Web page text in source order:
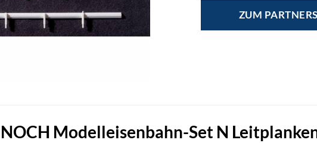
ZUM
NOCH Modelleisenbahn-Set N